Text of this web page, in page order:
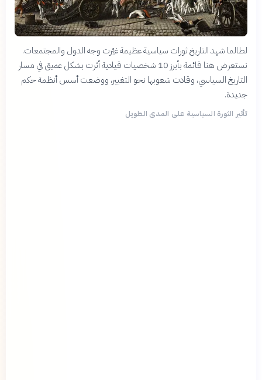
لطالما شهد التاريخ ثورات سياسية عظيمة غيّرت وجه الدول والمجتمعات.
نستعرض هنا قائمة بأبرز 10 شخصيات قيادية أثرت بشكل عميق في مسار
التاريخ السياسي، وقادت شعوبها نحو التغيير، ووضعت أسس أنظمة حكم
جديدة.
تأثير الثورة السياسية على المدى الطويل